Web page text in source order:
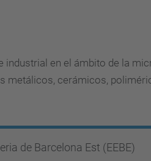
industrial en el ámbito de la
metálicos, cerámicos,
de Barcelona Est (EEBE)